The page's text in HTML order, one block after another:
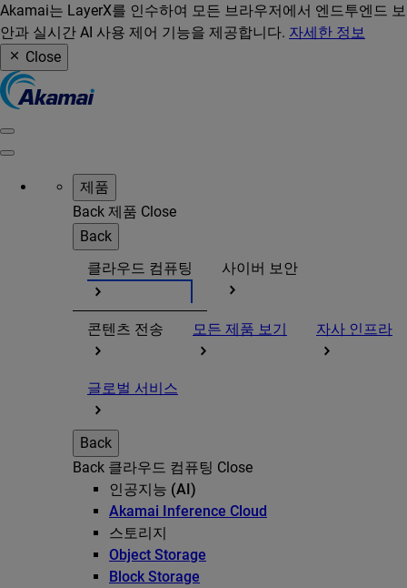
Akamai는 LayerX를 인수하여 모든 브라우저에서 엔드투엔드 보
안과 실시간 AI 사용 제어 기능을 제공합니다. 자세한 정보
Close
제품
Back 제품 Close
Back
클라우드 컴퓨팅
사이버 보안
콘텐츠 전송 모든 제품 보기 자사 인프라
글로벌 서비스
Back
Back 클라우드 컴퓨팅 Close
인공지능 (AI)
Akamai Inference Cloud
스토리지
Object Storage
Block Storage